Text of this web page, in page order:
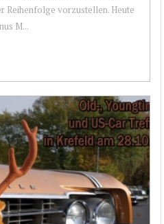
Reihenfolge vorzustellen. Heute
M...